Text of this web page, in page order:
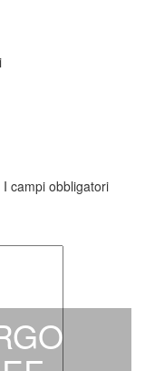
I campi obbligatori